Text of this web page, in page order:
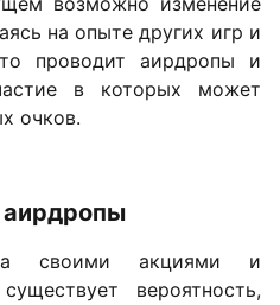
на опыте других игр и
проводит аирдропы и
в которых может
очков.
своими акциями и
вероятность,